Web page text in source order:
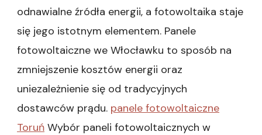
odnawialne źródła energii, a fotowoltaika staje
się jego istotnym elementem. Panele
fotowoltaiczne we Włocławku to sposób na
zmniejszenie kosztów energii oraz
uniezależnienie się od tradycyjnych
dostawców prądu. panele fotowoltaiczne
Toruń Wybór paneli fotowoltaicznych w